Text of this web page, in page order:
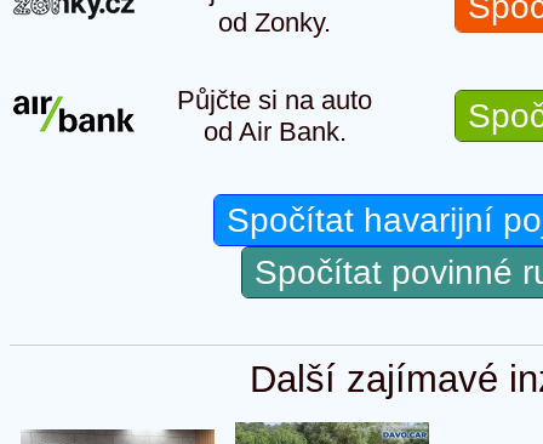
od Zonky.
Půjčte si na auto
od Air Bank.
Spočítat havarijní
Spočítat povinné
Další zajímavé